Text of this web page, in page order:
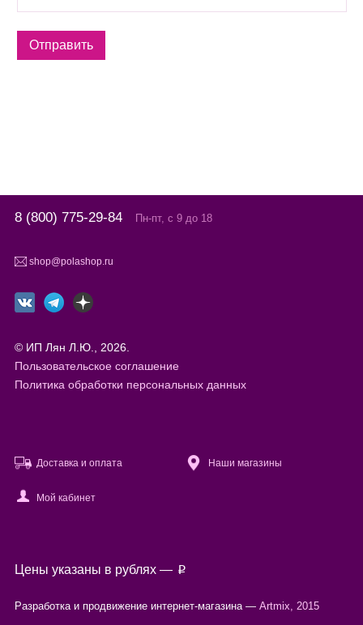
8 (800) 775-29-84 Пн-пт, с 9 до 18
shop@polashop.ru
© ИП Лян Л.Ю., 2026.
Пользовательское соглашение
Политика обработки персональных данных
Доставка и оплата Наши магазины
Мой кабинет
Цены указаны в рублях — p
Разработка и продвижение интернет-магазина — Artmix, 2015
Используя настоящий сайт, вы предоставляете согласие на